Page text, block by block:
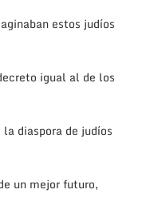
estos judíos
igual al de los
diaspora de judíos
un mejor futuro,